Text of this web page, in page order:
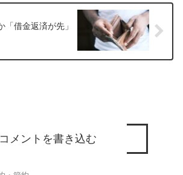
「借金返済が先」
コメントを書き込む